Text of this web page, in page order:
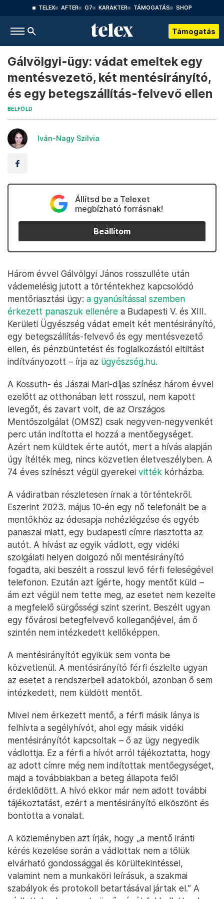
TELEX AFTER G7 KARAKTER TÁMOGATÁS SHOP
Támogatás
Gálvölgyi-ügy: vádat emeltek egy
mentésvezető, két mentésirányító,
és egy betegszállítás-felvevő ellen
BELFÖLD
Iván-Nagy Szilvia
Állítsd be a Telexet
megbízható forrásnak!
Beállítom
Három évvel Gálvölgyi János rosszulléte után
vádemelésig jutott a történtekhez kapcsolódó
mentőriasztási ügy: a gyanúsítással szemben
érkezett panaszuk ellenére a Budapesti V. és XIII.
Kerületi Ügyészség vádat emelt két mentésirányító,
egy betegszállítás-felvevő és egy mentésvezető
ellen, és pénzbüntetést és foglalkozástól eltiltást
indítványozott – írja az ügyészség.hu.
A Kossuth- és Jászai Mari-díjas színész három évvel
ezelőtt az otthonában lett rosszul, nem kapott
levegőt, és zavart volt, de az Országos
Mentőszolgálat (OMSZ) csak negyven-negyvenkét
perc után indította el hozzá a mentőegységet.
Azért nem küldtek érte autót, mert a hívás alapján
úgy ítélték meg, nincs közvetlen életveszélyben. A
74 éves színészt végül gyerekei vitték kórházba.
A vádiratban részletesen írnak a történtekről.
Eszerint 2023. május 10-én egy nő telefonált be a
mentőkhöz az édesapja nehézlégzése és egyéb
panaszai miatt, egy budapesti címre riasztotta az
autót. A hívást az egyik vádlott, egy vidéki
szolgálati helyen dolgozó női mentésirányító
fogadta, aki beszélt a rosszul levő férfi feleségével
telefonon. Ezután azt ígérte, hogy mentőt küld –
ám ezt végül nem tette meg, az esetet nem kezelte
a megfelelő sürgősségi szint szerint. Beszélt ugyan
egy fővárosi betegfelvevő kolleganőjével, ám ő
szintén nem intézkedett kellőképpen.
A mentésirányítót egyikük sem vonta be
közvetlenül. A mentésirányító férfi észlelte ugyan
az esetet a rendszerbeli adatokból, azonban ő sem
intézkedett, nem küldött mentőt.
Mivel nem érkezett mentő, a férfi másik lánya is
felhívta a segélyhívót, ahol egy másik vidéki
mentésirányítót kapcsoltak – ő az ügy negyedik
vádlottja. Ez a férfi a hívót arról tájékoztatta, hogy
az adott címre még nem indítottak mentőegységet,
majd a továbbiakban a beteg állapota felől
érdeklődött. A hívó ekkor már nem adott további
tájékoztatást, ezért a mentésirányító elköszönt és
bontotta a vonalat.
A közleményben azt írják, hogy „a mentő iránti
kérés kezelése során a vádlottak nem a tőlük
elvárható gondossággal és körültekintéssel,
valamint nem a munkaköri leírásuk, a szakmai
szabályok és protokoll betartásával jártak el.” A